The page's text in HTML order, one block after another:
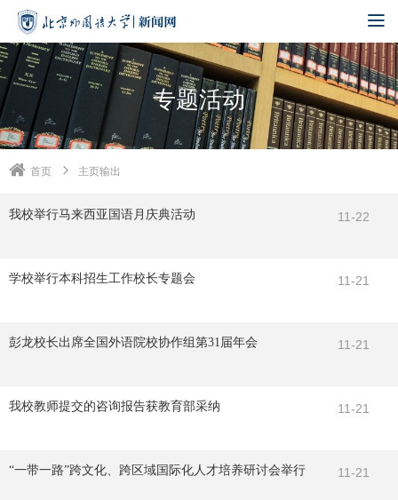
专题活动
首页 主页输出
11-22
我校举行马来西亚国语月庆典活动
11-21
学校举行本科招生工作校长专题会
11-21
彭龙校长出席全国外语院校协作组第31届年会
11-21
我校教师提交的咨询报告获教育部采纳
11-21
“一带一路”跨文化、跨区域国际化人才培养研讨会举行